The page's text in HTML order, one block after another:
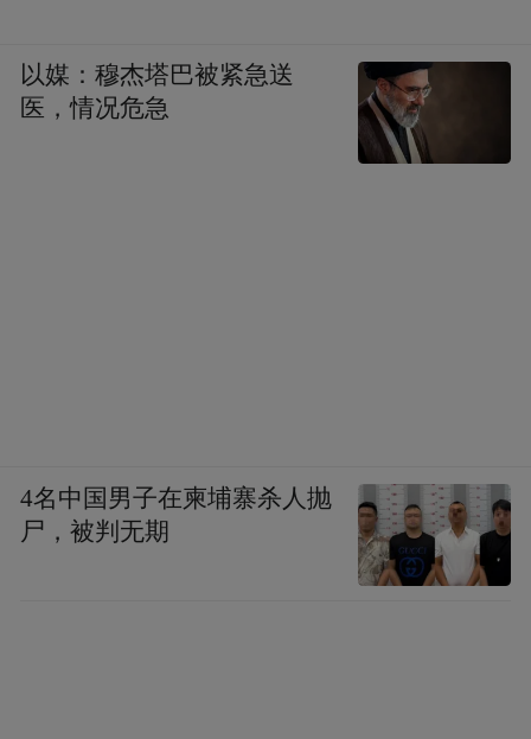
以媒：穆杰塔巴被紧急送
医，情况危急
4名中国男子在柬埔寨杀人抛
尸，被判无期